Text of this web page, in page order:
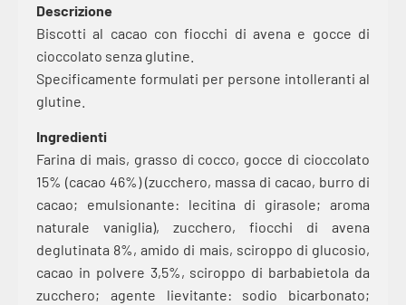
Descrizione
Biscotti al cacao con fiocchi di avena e gocce di
cioccolato senza glutine.
Specificamente formulati per persone intolleranti al
glutine.
Ingredienti
Farina di mais, grasso di cocco, gocce di cioccolato
15% (cacao 46%) (zucchero, massa di cacao, burro di
cacao; emulsionante: lecitina di girasole; aroma
naturale vaniglia), zucchero, fiocchi di avena
deglutinata 8%, amido di mais, sciroppo di glucosio,
cacao in polvere 3,5%, sciroppo di barbabietola da
zucchero; agente lievitante: sodio bicarbonato;